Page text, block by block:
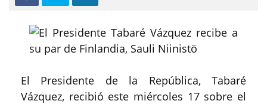
El Presidente de la República, Tabaré
Vázquez, recibió este miércoles 17 sobre el